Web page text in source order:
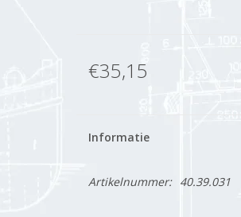
€35,15
Informatie
Artikelnummer: 40.39.031